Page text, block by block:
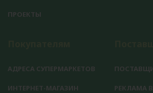
ПРОЕКТЫ
АДРЕСА СУПЕРМАРКЕТОВ
ИНТЕРНЕТ-МАГАЗИН РЕКЛАМА